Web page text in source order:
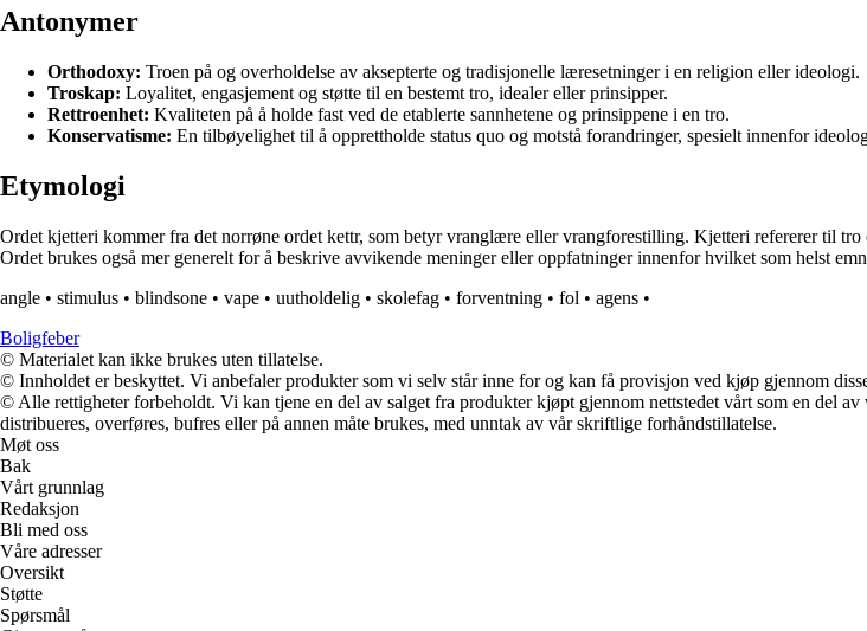
Antonymer
Orthodoxy: Troen på og overholdelse av aksepterte og tradisjonelle læresetninger i en religion eller ideologi.
Troskap: Loyalitet, engasjement og støtte til en bestemt tro, idealer eller prinsipper.
Rettroenhet: Kvaliteten på å holde fast ved de etablerte sannhetene og prinsippene i en tro.
Konservatisme: En tilbøyelighet til å opprettholde status quo og motstå forandringer, spesielt innenfor
Etymologi
Ordet kjetteri kommer fra det norrøne ordet kettr, som betyr vranglære eller vrangforestilling. Kjetteri refererer til
Ordet brukes også mer generelt for å beskrive avvikende meninger eller oppfatninger innenfor hvilket som helst
angle • stimulus • blindsone • vape • uutholdelig • skolefag • forventning • fol • agens •
Boligfeber
© Materialet kan ikke brukes uten tillatelse.
© Innholdet er beskyttet. Vi anbefaler produkter som vi selv står inne for og kan få provisjon ved kjøp gjennom
© Alle rettigheter forbeholdt. Vi kan tjene en del av salget fra produkter kjøpt gjennom nettstedet vårt som en del
distribueres, overføres, bufres eller på annen måte brukes, med unntak av vår skriftlige forhåndstillatelse.
Møt oss
Bak
Vårt grunnlag
Redaksjon
Bli med oss
Våre adresser
Oversikt
Støtte
Spørsmål